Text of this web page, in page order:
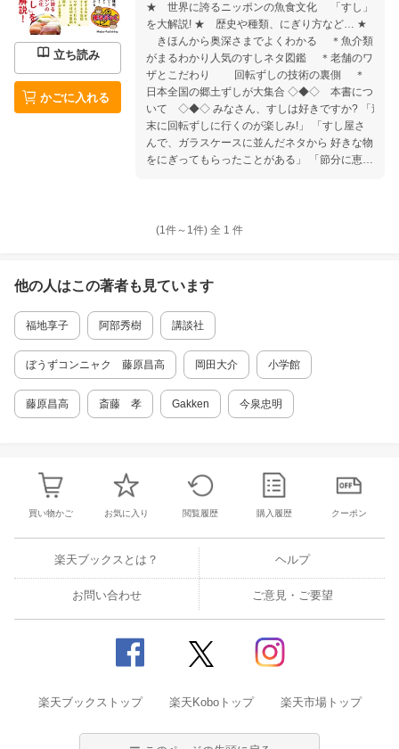
立ち読み
かごに入れる
★ 世界に誇るニッポンの魚食文化 「すし」
を大解説! ★ 歴史や種類、にぎり方など… ★
きほんから奥深さまでよくわかる ＊魚介類
がまるわかり人気のすしネタ図鑑 ＊老舗のワ
ザとこだわり 回転ずしの技術の裏側 ＊
日本全国の郷土ずしが大集合 ◇◆◇ 本書につ
いて ◇◆◇ みなさん、すしは好きですか? 「週
末に回転ずしに行くのが楽しみ!」 「すし屋さ
んで、ガラスケースに並んだネタから 好きな物
をにぎってもらったことがある」 「節分に恵方
いろいろなネタを楽しめること、 そして四季
ていたのでしょう? また、生きていた魚がどの
ような過程を経て、 すしネタとして私たちの前
に現れるのかも 気になるところです。 さら
に、すしの歴史をたどってみると、 なんとその
出合います。 すしについて知れば知るほど、
もっとすしが好きになるはず。 そんな思いを込
めて、この本を作りました。 さあ、いっしょに
すしの世界をのぞいてみましょう! ◇◆◇ 主な
3年頃） ＊「回転ずし店」徹底調査 ・回転ず
しってこんなところ ・回転ずしの加工工場に
潜入! ・・・など ☆第2章 すしネタ魚介類図鑑
ぶり（はまち） ・サーモン ・たい ・ひ
らめ ・かれい（えんがわ） ＊ むかしなが
らのすし屋さんにいってみた ・昔ながらのす
し屋さんはこんなところ ・魚がすしになるま
で ・・・など ☆第3章 日本全国すし紀行 ＊
し/ハタハタずし ・赤ずし/塩引きずし/五目い
なりずし ・太巻き祭りずし/島ずし/ますずし
第4章 すしおもしろQ＆A ＊ 寿司、寿し、
の? ＊ ごはんを「シャリ」と呼ぶのはどうし
(1件～ 1件) 全 1 件
他の人はこの著者も見ています
福地享子 阿部秀樹 講談社
ぼうずコンニャク 藤原昌高 岡田大介 小学館
藤原昌高 斎藤 孝 Gakken 今泉忠明
買い物かご お気に入り 閲覧履歴 購入履歴 クーポン
楽天ブックスとは？ ヘルプ
お問い合わせ ご意見・ご要望
楽天ブックストップ 楽天Koboトップ 楽天市場トップ